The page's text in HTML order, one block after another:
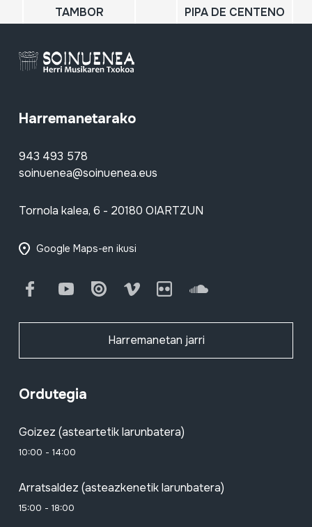
TAMBOR PIPA DE CENTENO
Harremanetarako
943 493 578
soinuenea@soinuenea.eus
Tornola kalea, 6 - 20180 OIARTZUN
Google Maps-en ikusi
FacebookYoutube Issuu Vimeo Flickr SoundCloud
Harremanetan jarri
Ordutegia
Goizez (asteartetik larunbatera)
10:00 - 14:00
Arratsaldez (asteazkenetik larunbatera)
15:00 - 18:00